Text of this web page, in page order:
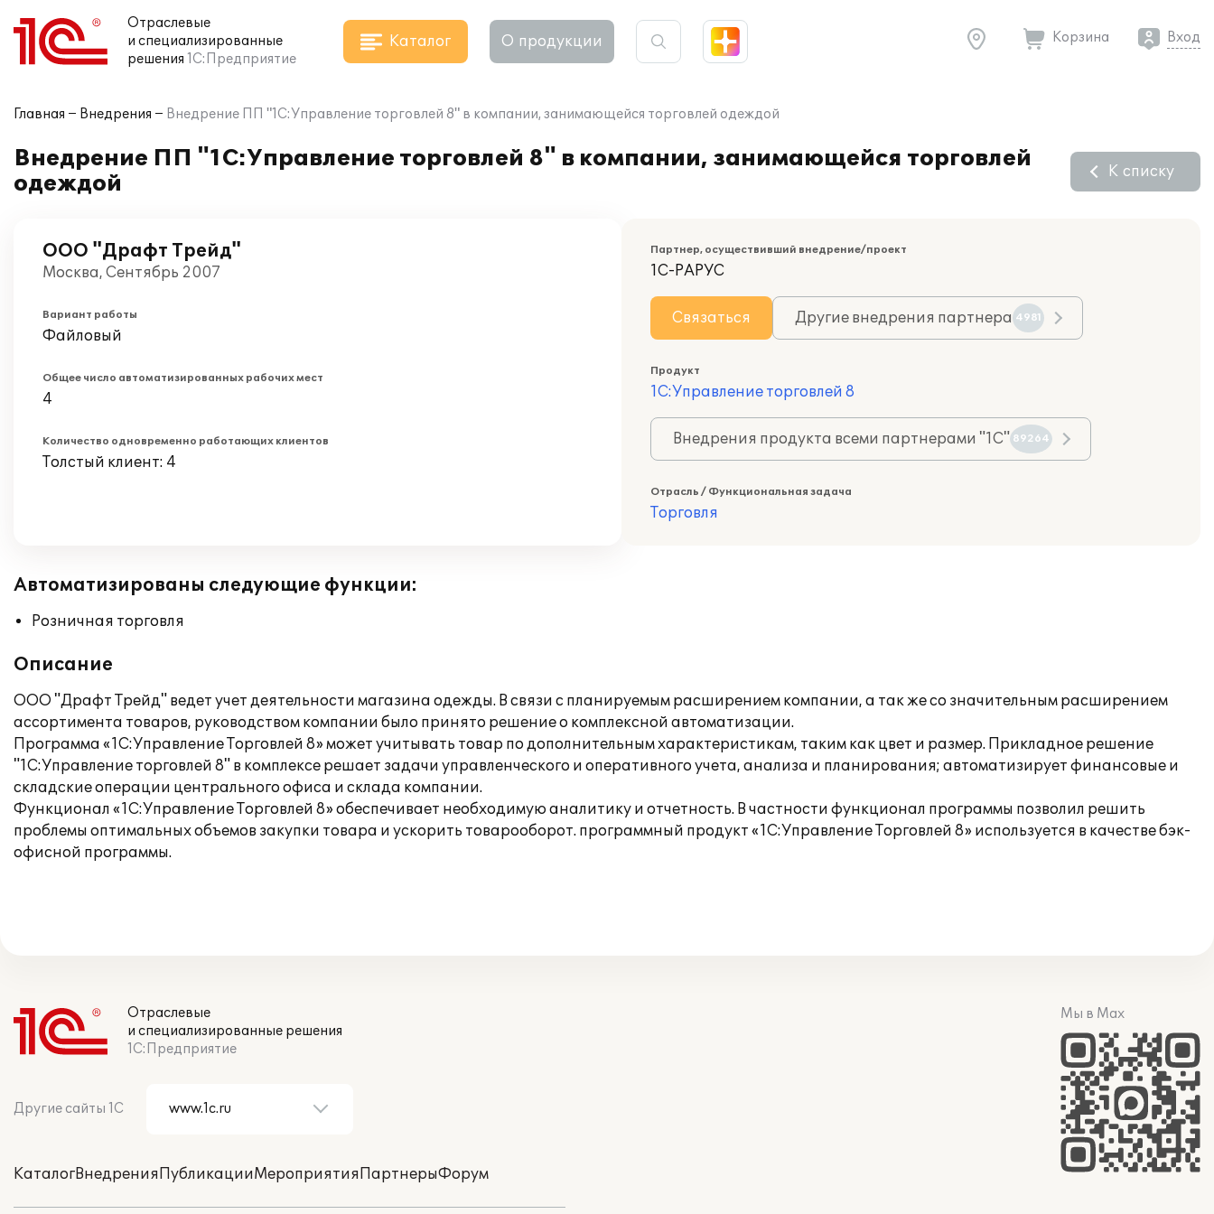
Отраслевые
и специализированные
решения 1С:Предприятие
Каталог О продукции Корзина Вход
Главная Внедрения Внедрение ПП "1С:Управление торговлей 8" в компании, занимающейся торговлей одеждой
Внедрение ПП "1С:Управление торговлей 8" в компании, занимающейся торговлей
одеждой
К списку
ООО "Драфт Трейд"
Москва, Сентябрь 2007
Вариант работы
Файловый
Общее число автоматизированных рабочих мест
4
Количество одновременно работающих клиентов
Толстый клиент: 4
Партнер, осуществивший внедрение/проект
1С-РАРУС
Связаться Другие внедрения партнера 4981
Продукт
1С:Управление торговлей 8
Внедрения продукта всеми партнерами "1С" 89264
Отрасль / Функциональная задача
Торговля
Автоматизированы следующие функции:
Розничная торговля
Описание
ООО "Драфт Трейд" ведет учет деятельности магазина одежды. В связи с планируемым расширением компании, а так же со значительным расширением
ассортимента товаров, руководством компании было принято решение о комплексной автоматизации.
Программа «1С:Управление Торговлей 8» может учитывать товар по дополнительным характеристикам, таким как цвет и размер. Прикладное решение
"1С:Управление торговлей 8" в комплексе решает задачи управленческого и оперативного учета, анализа и планирования; автоматизирует финансовые и
складские операции центрального офиса и склада компании.
Функционал «1С:Управление Торговлей 8» обеспечивает необходимую аналитику и отчетность. В частности функционал программы позволил решить
проблемы оптимальных объемов закупки товара и ускорить товарооборот. программный продукт «1С:Управление Торговлей 8» используется в качестве бэк-
офисной программы.
Отраслевые
и специализированные решения
1С:Предприятие
Другие сайты 1С
КаталогВнедренияПубликацииМероприятияПартнерыФорум
Мы в Max